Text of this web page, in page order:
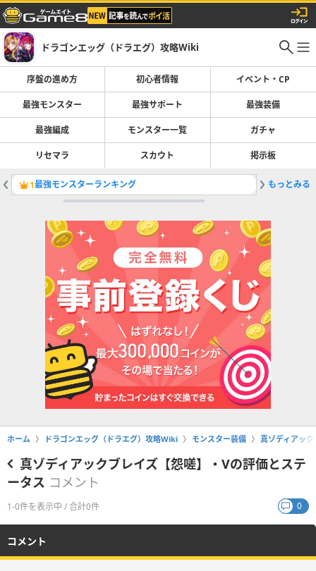
ドラゴンエッグ（ドラエグ）攻略Wiki
序盤の進め方 初心者情報 イベント・CP
最強モンスター 最強サポート 最強装備
最強編成 モンスター一覧 ガチャ
リセマラ スカウト 掲示板
1最強モンスターランキング 2終焉の
もっとみる
ホーム ドラゴンエッグ（ドラエグ）攻略Wiki モンスター装備 真ゾディアッ
真ゾディアックブレイズ【怨嗟】・Ⅴの評価とステ
ータス コメント
1-0件を表示中 / 合計0件 0
コメント